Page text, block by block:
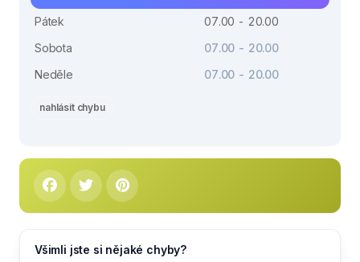
Pátek
07.00 - 20.00
Sobota
07.00 - 20.00
Neděle
07.00 - 20.00
nahlásit chybu
Všimli jste si nějaké chyby?